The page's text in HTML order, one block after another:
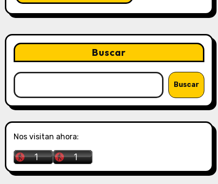
Buscar
Buscar
Nos visitan ahora: